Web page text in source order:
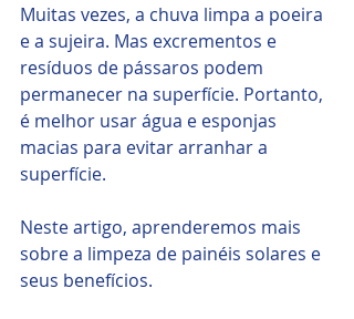
Muitas vezes, a chuva limpa a poeira
e a sujeira. Mas excrementos e
resíduos de pássaros podem
permanecer na superfície. Portanto,
é melhor usar água e esponjas
macias para evitar arranhar a
superfície.
Neste artigo, aprenderemos mais
sobre a limpeza de painéis solares e
seus benefícios.